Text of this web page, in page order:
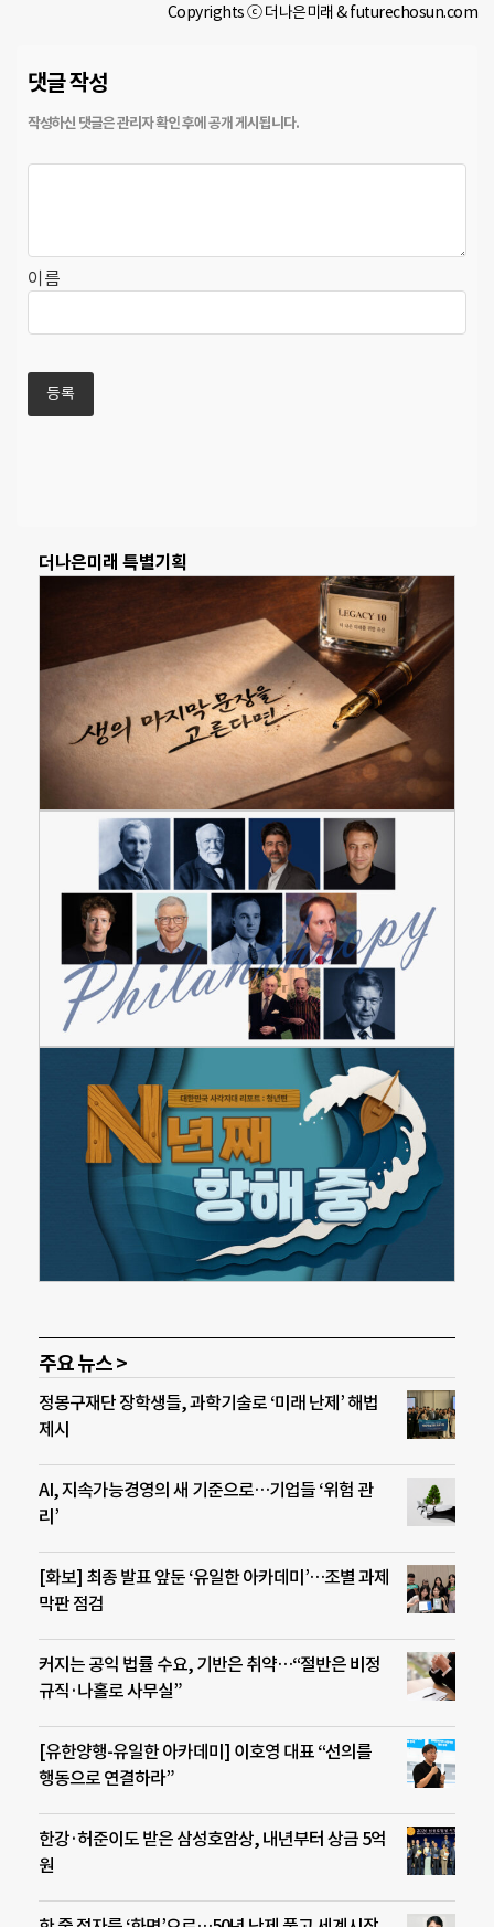
Copyrights ⓒ 더나은미래 & futurechosun.com
댓글 작성
이름
더나은미래 특별기획
주요 뉴스 >
정몽구재단 장학생들, 과학기술로 ‘미래 난제’ 해법
제시
AI, 지속가능경영의 새 기준으로…기업들 ‘위험 관
리’
[화보] 최종 발표 앞둔 ‘유일한 아카데미’…조별 과제
막판 점검
커지는 공익 법률 수요, 기반은 취약…“절반은 비정
규직·나홀로 사무실”
[유한양행-유일한 아카데미] 이호영 대표 “선의를
행동으로 연결하라”
한강·허준이도 받은 삼성호암상, 내년부터 상금 5억
원